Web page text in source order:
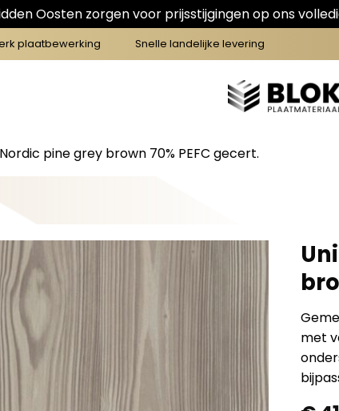
Oosten zorgen voor prijsstijgingen op ons
plaatbewerking Snelle landelijke levering
pine grey brown 70% PEFC gecert.
met